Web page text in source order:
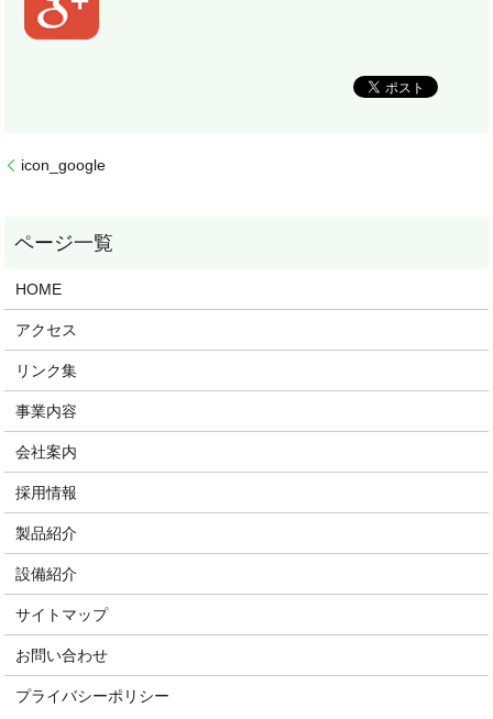
icon_google
HOME
アクセス
リンク集
事業内容
会社案内
採用情報
製品紹介
設備紹介
サイトマップ
お問い合わせ
プライバシーポリシー